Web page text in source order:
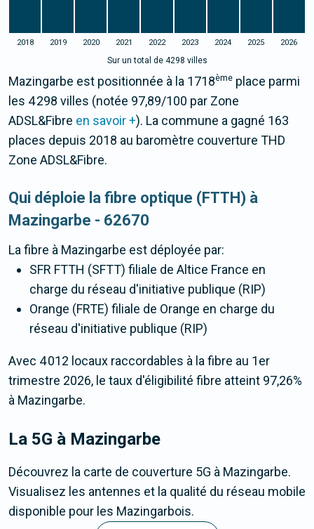
2018 2019 2020 2021 2022 2023 2024 2025 2026
Sur un total de 4298 villes
Mazingarbe est positionnée à la 1718ème place parmi
les 4 298 villes (notée 97,89/100 par Zone
ADSL&Fibre en savoir +). La commune a gagné 163
places depuis 2018 au baromètre couverture THD
Zone ADSL&Fibre.
Qui déploie la fibre optique (FTTH) à
Mazingarbe - 62670
La fibre à Mazingarbe est déployée par:
SFR FTTH (SFTT) filiale de Altice France en
charge du réseau d'initiative publique (RIP)
Orange (FRTE) filiale de Orange en charge du
réseau d'initiative publique (RIP)
Avec 4 012 locaux raccordables à la fibre au 1er
trimestre 2026, le taux d'éligibilité fibre atteint 97,26%
à Mazingarbe.
La 5G à Mazingarbe
Découvrez la carte de couverture 5G à Mazingarbe.
Visualisez les antennes et la qualité du réseau mobile
disponible pour les Mazingarbois.